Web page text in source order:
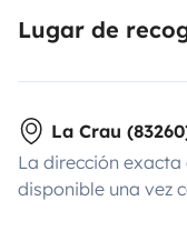
Lugar de
La Crau
La dirección
disponible una vez